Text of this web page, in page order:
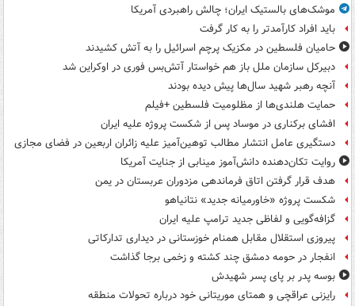
موشک‌های بالستیک ایران؛ چالش راهبردی آمریکا
باید افراد کارآمدتر را به کار گرفت
حامیان فلسطین در مکزیک پرچم اسرائیل را به آتش کشیدند
دبیرکل سازمان ملل باز هم خواستار آتش‌بس فوری در اوکراین شد
آنچه رهبر شهید سال‌ها پیش دیده بودند
حمایت هلندی‌ها از مظلومیت فلسطین +فیلم
افشای برکناری در موساد پس از شکست پروژه علیه ایران
دستگیری عامل انتشار مطالب توهین‌آمیز علیه زائران اربعین در فضای مجازی
روایت تکان‌دهنده دانش‌آموز مینابی از جنایت آمریکا
هدف قرار گرفتن اتاق‌ فرماندهی مزدوران عربستان در یمن
شکست پروژه «خاورمیانه جدید» نتانیاهو
گزافه‌گویی و لفاظی جدید ترامپ علیه ایران
پیروزی استقلال مقابل همنام خوزستانی در دیداری تدارکاتی
انفجار در حومه دمشق چند کشته و زخمی برجا گذاشت
بوسه‌ پدر بر پای پسر شهیدش
رایزنی عراقچی و همتای موریتانی خود درباره تحولات منطقه